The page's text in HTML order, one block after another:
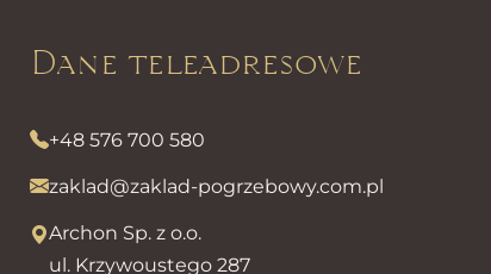
Dane teleadresowe
+48 576 700 580
zaklad@zaklad-pogrzebowy.com.pl
Archon Sp. z o.o.
ul. Krzywoustego 287